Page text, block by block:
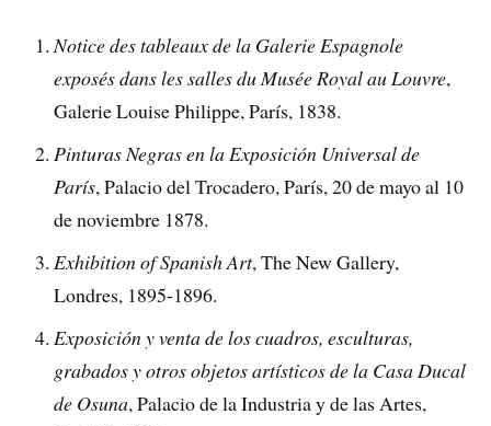
Notice des tableaux de la Galerie Espagnole
exposés dans les salles du Musée Royal au Louvre,
Galerie Louise Philippe, París, 1838.
Pinturas Negras en la Exposición Universal de
París, Palacio del Trocadero, París, 20 de mayo al 10
de noviembre 1878.
Exhibition of Spanish Art, The New Gallery,
Londres, 1895-1896.
Exposición y venta de los cuadros, esculturas,
grabados y otros objetos artísticos de la Casa Ducal
de Osuna, Palacio de la Industria y de las Artes,